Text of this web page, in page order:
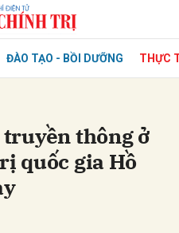
ĐÀO TẠO - BỒI DƯỠNG THỰC
thông ở
quốc gia Hồ